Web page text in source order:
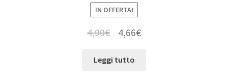
IN OFFERTA!
4,90€ 4,66€
Leggi tutto